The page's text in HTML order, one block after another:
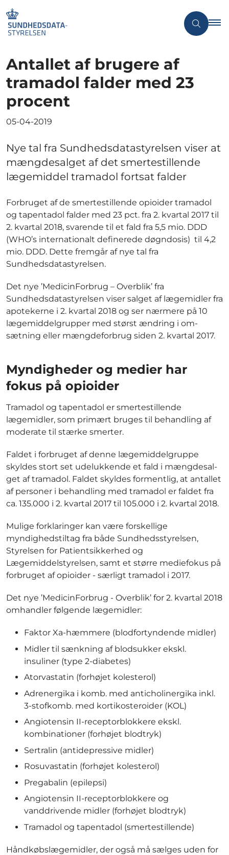
Antallet af brugere af
tramadol falder med 23
procent
05-04-2019
Nye tal fra Sundhedsdatastyrelsen viser at
mængdesalget af det smertestillende
lægemiddel tramadol fortsat falder
Forbruget af de smertestillende opioider tramadol
og tapentadol falder med 23 pct. fra 2. kvartal 2017 til
2. kvartal 2018, svarende til et fald fra 5,5 mio. DDD
(WHO’s internationalt definerede døgndosis) til 4,2
mio. DDD. Dette fremgår af nye tal fra
Sundhedsdatastyrelsen.
Det nye ’MedicinForbrug – Overblik’ fra
Sundhedsdatastyrelsen viser salget af lægemidler fra
apotekerne i 2. kvartal 2018 og ser nærmere på 10
lægemiddelgrupper med størst ændring i om-
sætning eller mængdeforbrug siden 2. kvartal 2017.
Myndigheder og medier har
fokus på opioider
Tramadol og tapentadol er smertestillende
lægemidler, som primært bruges til behandling af
moderate til stærke smerter.
Faldet i forbruget af denne lægemiddelgruppe
skyldes stort set udelukkende et fald i mængdesal-
get af tramadol. Faldet skyldes formentlig, at antallet
af personer i behandling med tramadol er faldet fra
ca. 135.000 i 2. kvartal 2017 til 105.000 i 2. kvartal 2018.
Mulige forklaringer kan være forskellige
myndighedstiltag fra både Sundhedsstyrelsen,
Styrelsen for Patientsikkerhed og
Lægemiddelstyrelsen, samt et større mediefokus på
forbruget af opioider - særligt tramadol i 2017.
Det nye ’MedicinForbrug - Overblik’ for 2. kvartal 2018
omhandler følgende lægemidler:
Faktor Xa-hæmmere (blodfortyndende midler)
Midler til sænkning af blodsukker ekskl.
insuliner (type 2-diabetes)
Atorvastatin (forhøjet kolesterol)
Adrenergika i komb. med anticholinergika inkl.
3-stofkomb. med kortikosteroider (KOL)
Angiotensin II-receptorblokkere ekskl.
kombinationer (forhøjet blodtryk)
Sertralin (antidepressive midler)
Rosuvastatin (forhøjet kolesterol)
Pregabalin (epilepsi)
Angiotensin II-receptorblokkere og
vanddrivende midler (forhøjet blodtryk)
Tramadol og tapentadol (smertestillende)
Håndkøbslægemidler, der også må sælges uden for